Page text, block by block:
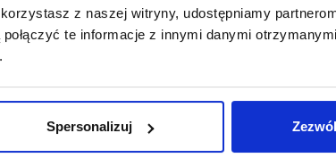
z naszej witryny, udostępniamy
te informacje z innymi danymi
Spersonalizuj